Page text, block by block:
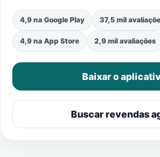
4,9 na Google Play 37,5 mil
4,9 na App Store 2,9 mil avaliações
Baixar o
Buscar revendas